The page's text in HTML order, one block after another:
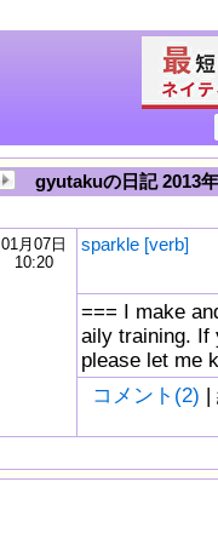
gyutakuの日記 2013
01月07日
10:20
sparkle [verb]
=== I make
aily training. If
please let me
コメント(2) |